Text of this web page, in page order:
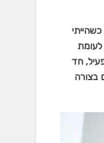
לעומת
חד
בצורה